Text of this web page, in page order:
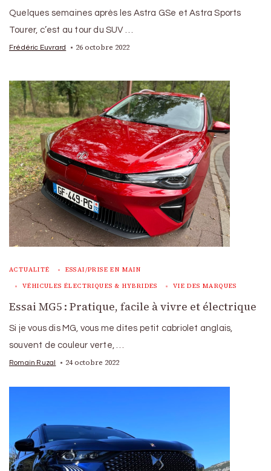
Quelques semaines après les Astra GSe et Astra Sports
Tourer, c’est au tour du SUV …
Frédéric Euvrard 26 octobre 2022
ACTUALITÉ ESSAI/PRISE EN MAIN
VÉHICULES ÉLECTRIQUES & HYBRIDES VIE DES MARQUES
Essai MG5 : Pratique, facile à vivre et électrique
Si je vous dis MG, vous me dites petit cabriolet anglais,
souvent de couleur verte, …
Romain Ruzal 24 octobre 2022